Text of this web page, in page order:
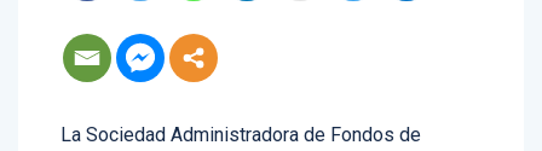
La Sociedad Administradora de Fondos de